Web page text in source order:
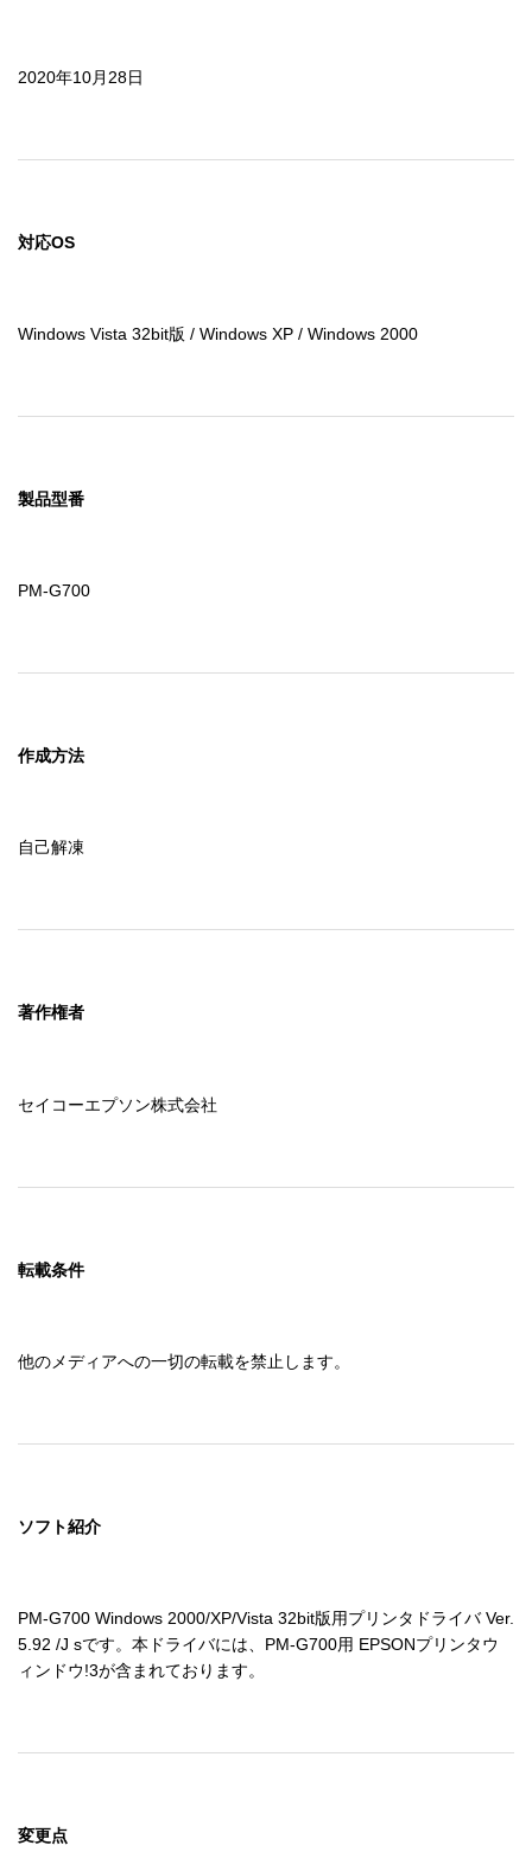
2020年10月28日
対応OS
Windows Vista 32bit版 / Windows XP / Windows 2000
製品型番
PM-G700
作成方法
自己解凍
著作権者
セイコーエプソン株式会社
転載条件
他のメディアへの一切の転載を禁止します。
ソフト紹介
PM-G700 Windows 2000/XP/Vista 32bit版用プリンタドライバ Ver.
5.92 /J sです。本ドライバには、PM-G700用 EPSONプリンタウ
ィンドウ!3が含まれております。
変更点